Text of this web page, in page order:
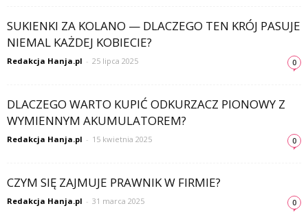
SUKIENKI ZA KOLANO — DLACZEGO TEN KRÓJ PASUJE
NIEMAL KAŻDEJ KOBIECIE?
Redakcja Hanja.pl - 25 lipca 2025 0
DLACZEGO WARTO KUPIĆ ODKURZACZ PIONOWY Z
WYMIENNYM AKUMULATOREM?
Redakcja Hanja.pl - 15 kwietnia 2025 0
CZYM SIĘ ZAJMUJE PRAWNIK W FIRMIE?
Redakcja Hanja.pl - 31 marca 2025 0